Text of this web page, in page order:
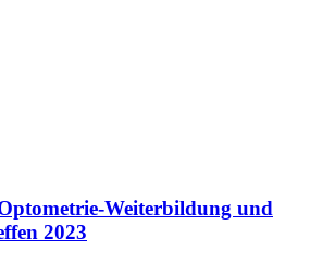
Weiterbildung und
2023